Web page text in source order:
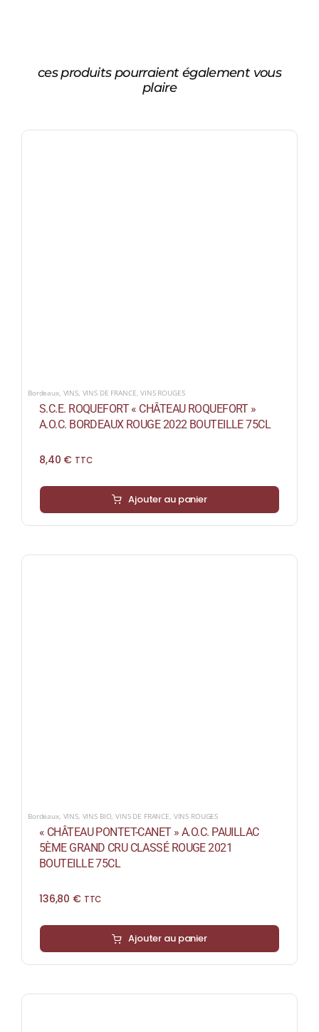
ces produits pourraient également vous
plaire
Bordeaux, VINS, VINS DE FRANCE ,VINS ROUGES
S.C.E. ROQUEFORT « CHÂTEAU ROQUEFORT »
A.O.C. BORDEAUX ROUGE 2022 BOUTEILLE 75CL
8,40 € TTC
Ajouter au panier
Bordeaux, VINS, VINS BIO,VINS DE FRANCE, VINS ROUGES
« CHÂTEAU PONTET-CANET » A.O.C. PAUILLAC
5ÈME GRAND CRU CLASSÉ ROUGE 2021
BOUTEILLE 75CL
136,80 € TTC
Ajouter au panier